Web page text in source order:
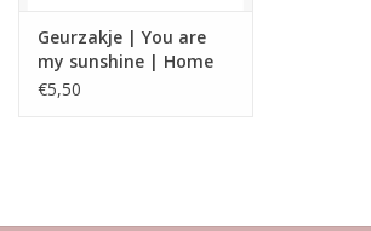
Blog
Merken
Geurzakje | You are
my sunshine | Home
society
€5,50